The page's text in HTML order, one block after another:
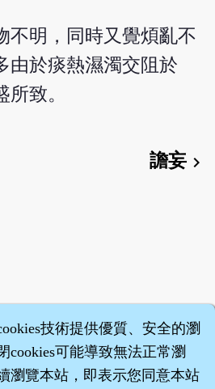
不明，同時又覺煩亂不
由於痰熱濕濁交阻於
致。
譫妄chevron_right
技術提供優質、安全的瀏
cookies可能導致無法正常瀏
瀏覽本站，即表示您同意本站